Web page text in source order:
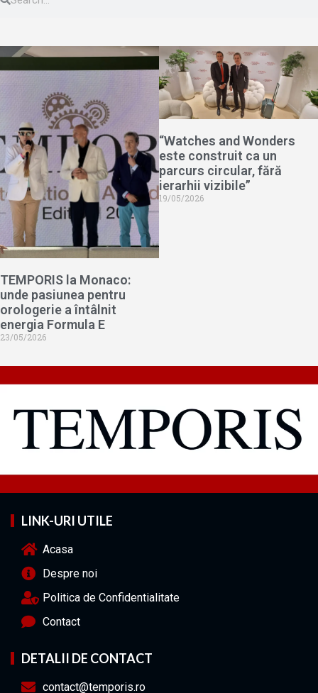
TEMPORIS la Monaco:
unde pasiunea pentru
orologerie a întâlnit
energia Formula E
23/05/2026
“Watches and Wonders
este construit ca un
parcurs circular, fără
ierarhii vizibile”
19/05/2026
LINK-URI UTILE
Acasa
Despre noi
Politica de Confidentialitate
Contact
DETALII DE CONTACT
contact@temporis.ro